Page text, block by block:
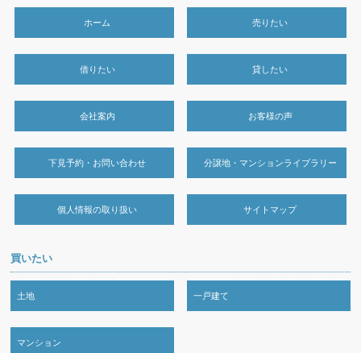
ホーム 売りたい
借りたい 貸したい
会社案内 お客様の声
下見予約・お問い合わせ 分譲地・マンションライブラリー
個人情報の取り扱い サイトマップ
買いたい
土地 一戸建て
マンション